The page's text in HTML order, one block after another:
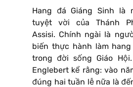
Hang đá Giáng Sinh là
tuyệt vời của Thánh
Assisi. Chính ngài là
biến thực hành làm hang
trong đời sống Giáo
Englebert kể rằng: vào
đúng hai tuần lễ nữa là